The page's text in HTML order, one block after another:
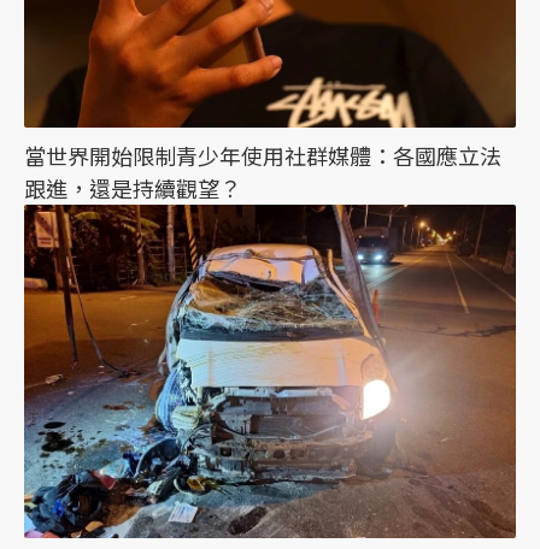
當世界開始限制青少年使用社群媒體：各國應立法
跟進，還是持續觀望？